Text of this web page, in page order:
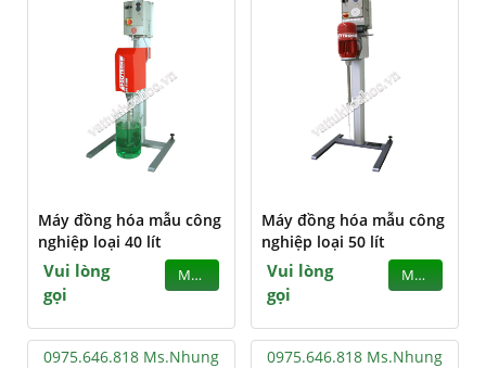
Máy đồng hóa mẫu công
nghiệp loại 40 lít
Vui lòng
gọi
MUA
Máy đồng hóa mẫu công
nghiệp loại 50 lít
Vui lòng
gọi
MUA
0975.646.818 Ms.Nhung 0975.646.818 Ms.Nhung